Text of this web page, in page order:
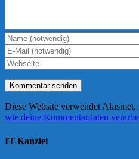
Diese Website verwendet Akismet,
wie deine Kommentardaten
IT-Kanzlei